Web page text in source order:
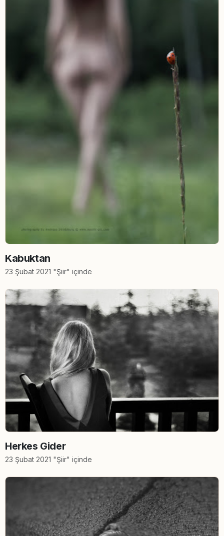
Kabuktan
23 Şubat 2021 "Şiir" içinde
Herkes Gider
23 Şubat 2021 "Şiir" içinde